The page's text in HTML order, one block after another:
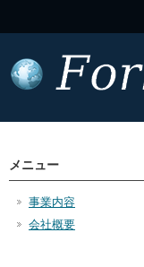
メニュー
事業内容
会社概要